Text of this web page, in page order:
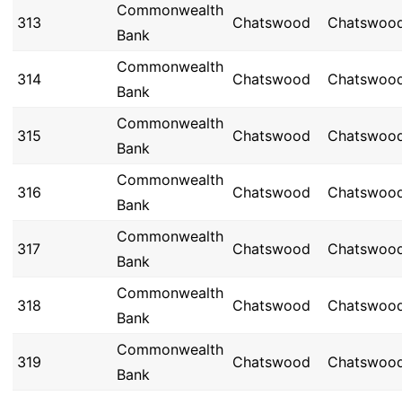
313
Commonwealth
Bank
Chatswood
314
Commonwealth
Bank
Chatswood
315
Commonwealth
Bank
Chatswood
316
Commonwealth
Bank
Chatswood
317
Commonwealth
Bank
Chatswood
318
Commonwealth
Bank
Chatswood
319
Commonwealth
Bank
Chatswood